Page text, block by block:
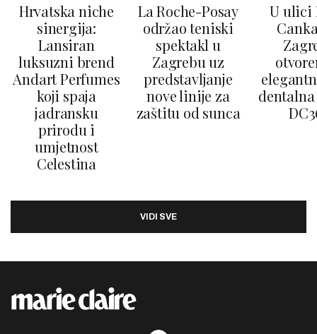
Hrvatska niche
sinergija:
Lansiran
luksuzni brend
Andart Perfumes
koji spaja
jadransku
prirodu i
umjetnost
Celestina
La Roche-Posay
održao teniski
spektakl u
Zagrebu uz
predstavljanje
nove linije za
zaštitu od sunca
U ulici
VIDI SVE